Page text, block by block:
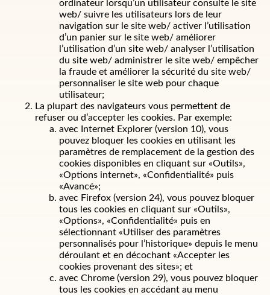
ordinateur lorsqu’un utilisateur consulte le site
web/ suivre les utilisateurs lors de leur
navigation sur le site web/ activer l’utilisation
d’un panier sur le site web/ améliorer
l’utilisation d’un site web/ analyser l’utilisation
du site web/ administrer le site web/ empêcher
la fraude et améliorer la sécurité du site web/
personnaliser le site web pour chaque
utilisateur;
La plupart des navigateurs vous permettent de
refuser ou d’accepter les cookies. Par exemple:
avec Internet Explorer (version 10), vous
pouvez bloquer les cookies en utilisant les
paramètres de remplacement de la gestion des
cookies disponibles en cliquant sur «Outils»,
«Options internet», «Confidentialité» puis
«Avancé»;
avec Firefox (version 24), vous pouvez bloquer
tous les cookies en cliquant sur «Outils»,
«Options», «Confidentialité» puis en
sélectionnant «Utiliser des paramètres
personnalisés pour l’historique» depuis le menu
déroulant et en décochant «Accepter les
cookies provenant des sites»; et
avec Chrome (version 29), vous pouvez bloquer
tous les cookies en accédant au menu